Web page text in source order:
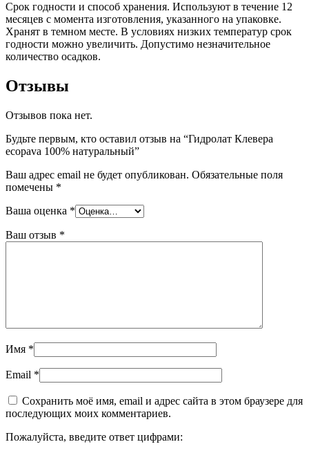
Срок годности и способ хранения. Используют в течение 12
месяцев с момента изготовления, указанного на упаковке.
Хранят в темном месте. В условиях низких температур срок
годности можно увеличить. Допустимо незначительное
количество осадков.
Отзывы
Отзывов пока нет.
Будьте первым, кто оставил отзыв на “Гидролат Клевера
ecopava 100% натуральный”
Ваш адрес email не будет опубликован. Обязательные поля
помечены *
Ваша оценка *
Ваш отзыв *
Имя *
Email *
Сохранить моё имя, email и адрес сайта в этом браузере для
последующих моих комментариев.
Пожалуйста, введите ответ цифрами: